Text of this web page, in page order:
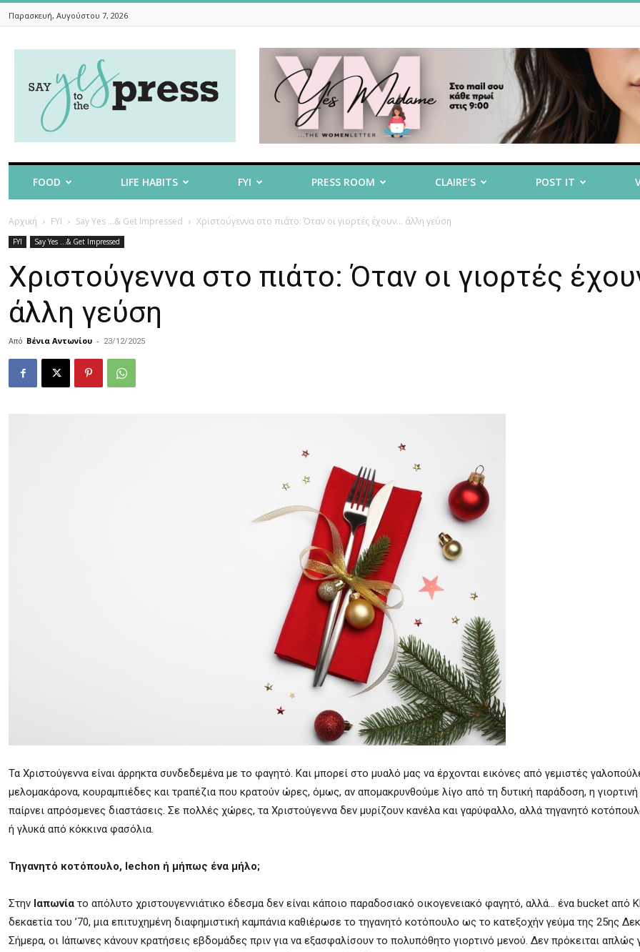
Παρασκευή, Αυγούστου 7, 2026
To
The
FOOD LIFE HABITS FYI PRESS ROOM CLAIRE’S POST IT
Αρχική FYI Say Yes ...& Get Impressed Χριστούγεννα στο πιάτο: Όταν οι γιορτές έχουν… άλλη γεύση
FYI Say Yes ...& Get Impressed
Χριστούγεννα στο πιάτο: Όταν οι γιορτές
άλλη γεύση
Από Βένια Αντωνίου - 23/12/2025
Τα Χριστούγεννα είναι άρρηκτα συνδεδεμένα με το φαγητό. Και μπορεί στο μυαλό μας να έρχονται εικόνες από γεμιστές
μελομακάρονα, κουραμπιέδες και τραπέζια που κρατούν ώρες, όμως, αν απομακρυνθούμε λίγο από τη δυτική παράδοση, η γιορτινή
παίρνει απρόσμενες διαστάσεις. Σε πολλές χώρες, τα Χριστούγεννα δεν μυρίζουν κανέλα και γαρύφαλλο, αλλά τηγανητό
ή γλυκά από κόκκινα φασόλια.
Τηγανητό κοτόπουλο, lechon ή μήπως ένα μήλο;
Στην Ιαπωνία το απόλυτο χριστουγεννιάτικο έδεσμα δεν είναι κάποιο παραδοσιακό οικογενειακό φαγητό, αλλά… ένα bucket από
δεκαετία του ’70, μια επιτυχημένη διαφημιστική καμπάνια καθιέρωσε το τηγανητό κοτόπουλο ως το κατεξοχήν γεύμα της 25ης
Σήμερα, οι Ιάπωνες κάνουν κρατήσεις εβδομάδες πριν για να εξασφαλίσουν το πολυπόθητο γιορτινό μενού. Δεν πρόκειται απλώς